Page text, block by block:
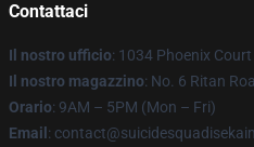
Contattaci
Il nostro ufficio: 1034 Phoenix
Il nostro magazzino: No. 6 Ritan
Orario: 9AM – 5PM (Mon – Fri)
Email :